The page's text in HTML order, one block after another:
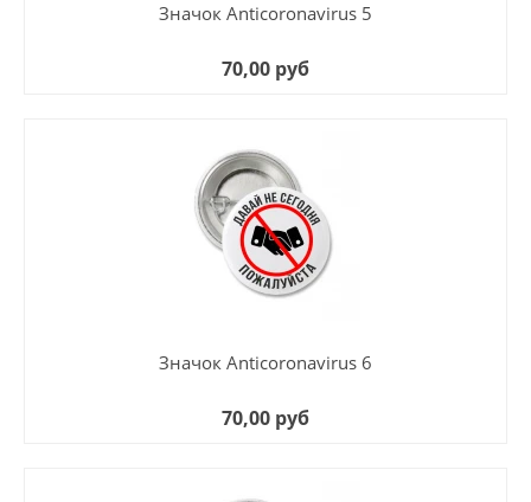
Значок Anticoronavirus 5
70,00 руб
Значок Anticoronavirus 6
70,00 руб